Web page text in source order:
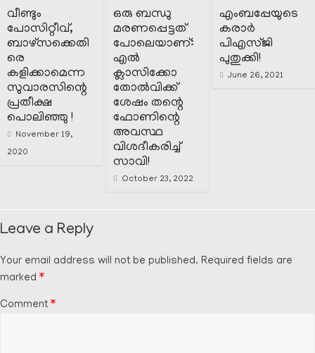
വീണ്ടും
പോസിറ്റീവ്,
ബാഴ്‌സക്കെതി
രെ
കളിക്കാമെന്ന
സുവാരസിന്റെ
പ്രതീക്ഷ
പൊലിഞ്ഞു !
November 19,
2020
ഒരു ബന്ധു
മരണപ്പെട്ടത്
പോലെയാണ്:
എൽ
ക്ലാസിക്കോ
തോൽവിക്ക്
ശേഷം തന്റെ
ഫോണിന്റെ
അവസ്ഥ
വിശദീകരിച്ച്
സാവി!
October 23, 2022
എംബപ്പേയുടെ
കരാർ
പിഎസ്ജി
പുതുക്കി!
June 26, 2021
Leave a Reply
Your email address will not be published. Required fields are
marked *
Comment *